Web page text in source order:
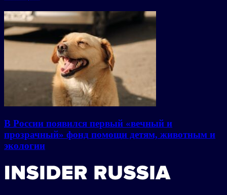
В России появился первый «вечный и
прозрачный» фонд помощи детям, животным и
экологии